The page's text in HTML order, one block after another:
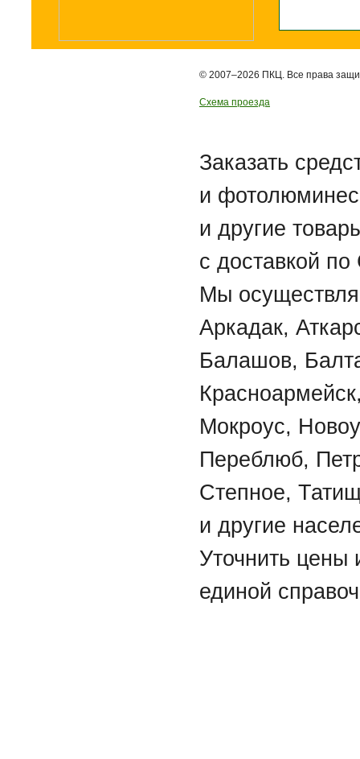
© 2007–2026 ПКЦ. Все права
Схема проезда
Заказать
и
и другие
с доставкой
Мы
Аркадак,
Балашов,
Мокроус,
Переблюб,
Степное,
и другие
Уточнить цены
единой